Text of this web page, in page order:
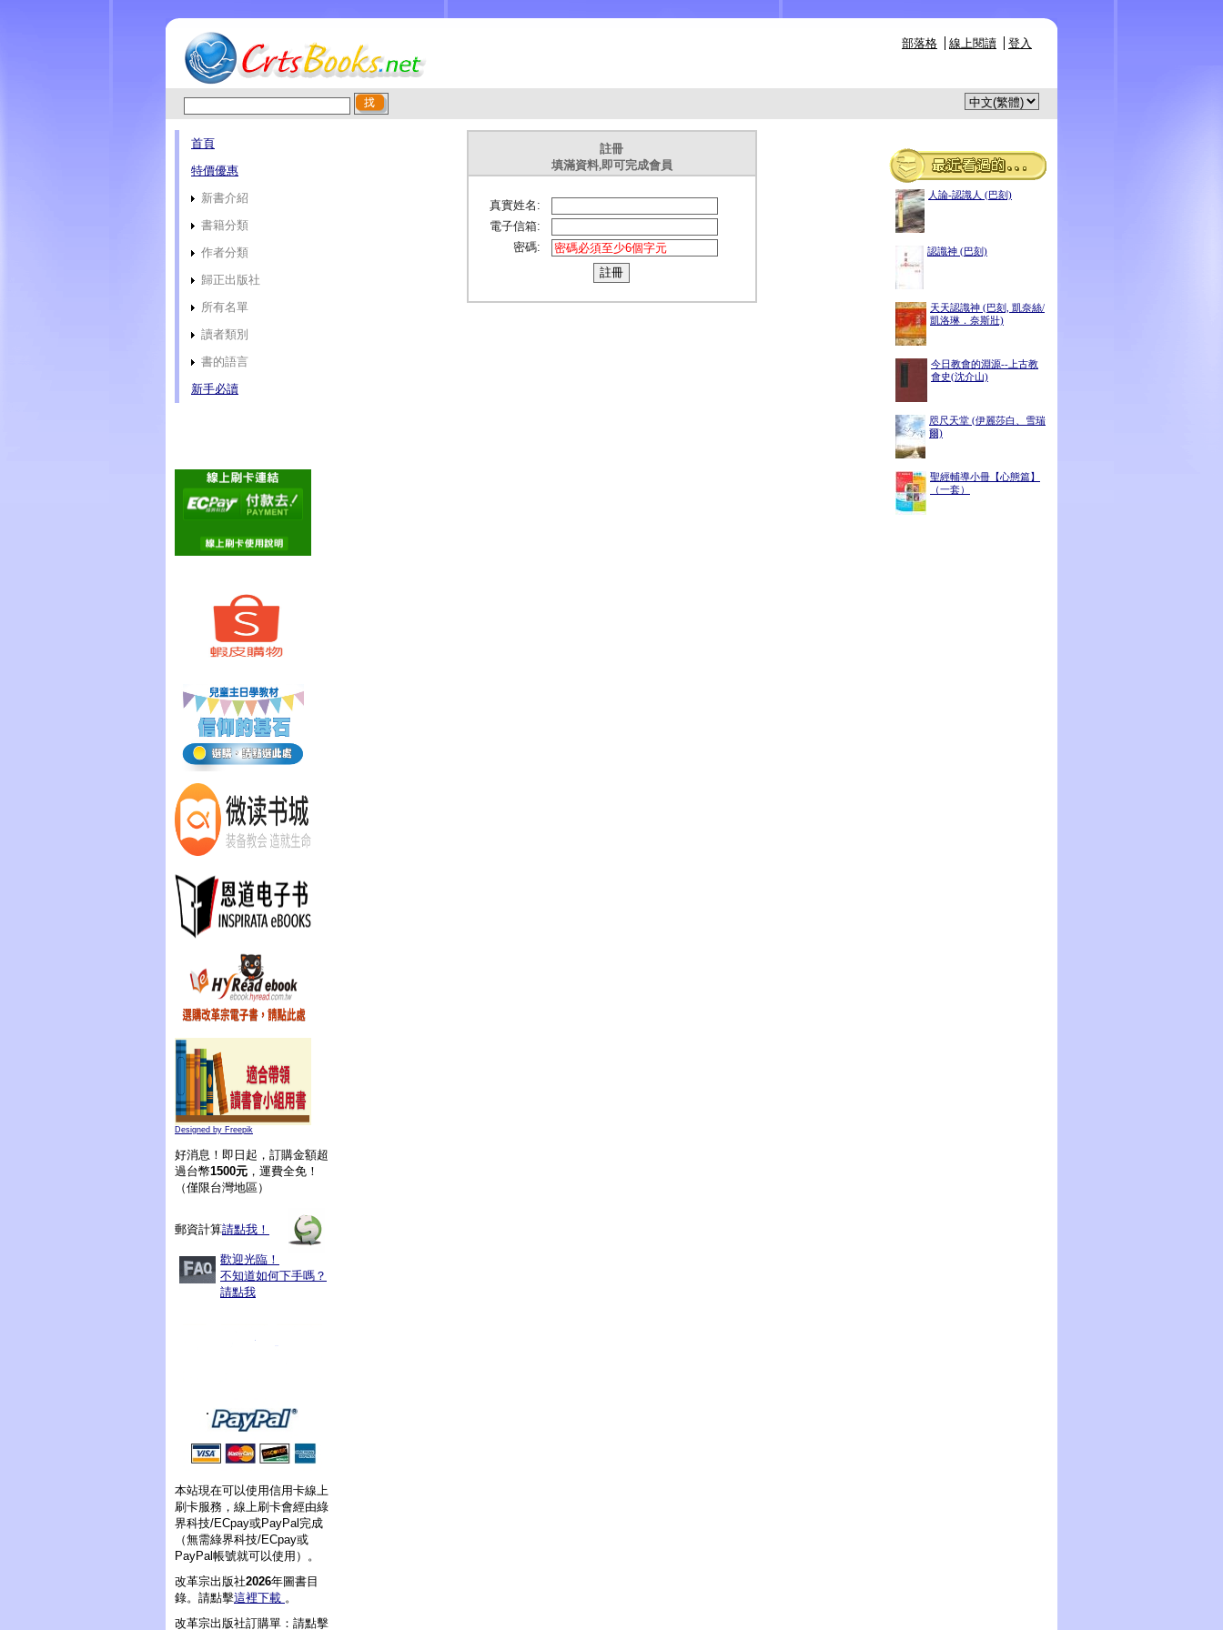
部落格 線上閱讀 登入
首頁
特價優惠
新書介紹
書籍分類
作者分類
歸正出版社
所有名單
讀者類別
書的語言
新手必讀
Designed by Freepik
好消息！即日起，訂購金額超
過台幣1500元 ，運費全免！
（僅限台灣地區）
郵資計算請點我！
歡迎光臨！
不知道如何下手嗎？
請點我
本站現在可以使用信用卡線上
刷卡服務，線上刷卡會經由綠
界科技/ECpay或PayPal完成
（無需綠界科技/ECpay或
PayPal帳號就可以使用）。
改革宗出版社2026年圖書目
錄。請點擊這裡下載 。
改革宗出版社訂購單：請點擊
人論-認識人 (巴刻)
認識神 (巴刻)
天天認識神 (巴刻, 凱奈絲/
凱洛琳．奈斯壯)
今日教會的淵源--上古教
會史(沈介山)
咫尺天堂 (伊麗莎白、雪瑞
爾)
聖經輔導小冊【心態篇】
（一套）
註冊
填滿資料,即可完成會員
真實姓名:
電子信箱:
密碼: